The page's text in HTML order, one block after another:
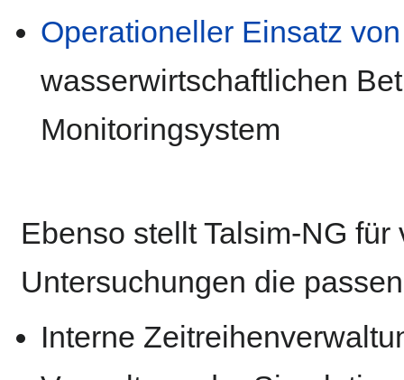
Operationeller Einsatz
wasserwirtschaftlichen
Monitoringsystem
Ebenso stellt Talsim-NG
Untersuchungen die
Interne